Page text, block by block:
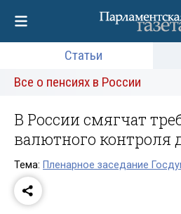
Статьи
Все о пенсиях в России
В России смягчат
валютного контроля
Тема: Пленарное заседание